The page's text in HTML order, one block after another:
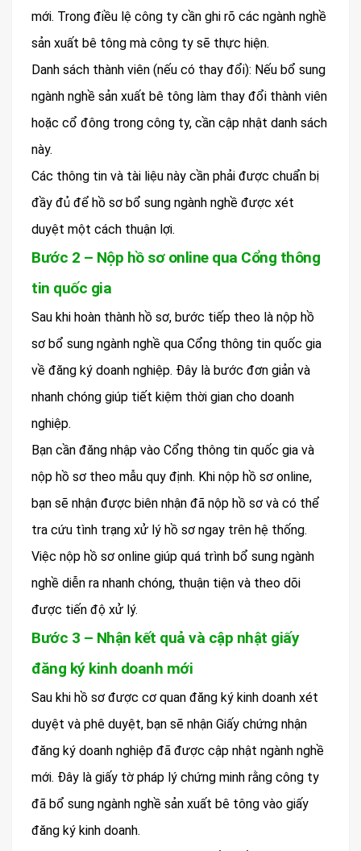
mới. Trong điều lệ công ty cần ghi rõ các ngành nghề
sản xuất bê tông mà công ty sẽ thực hiện.
Danh sách thành viên (nếu có thay đổi): Nếu bổ sung
ngành nghề sản xuất bê tông làm thay đổi thành viên
hoặc cổ đông trong công ty, cần cập nhật danh sách
này.
Các thông tin và tài liệu này cần phải được chuẩn bị
đầy đủ để hồ sơ bổ sung ngành nghề được xét
duyệt một cách thuận lợi.
Bước 2 – Nộp hồ sơ online qua Cổng thông
tin quốc gia
Sau khi hoàn thành hồ sơ, bước tiếp theo là nộp hồ
sơ bổ sung ngành nghề qua Cổng thông tin quốc gia
về đăng ký doanh nghiệp. Đây là bước đơn giản và
nhanh chóng giúp tiết kiệm thời gian cho doanh
nghiệp.
Bạn cần đăng nhập vào Cổng thông tin quốc gia và
nộp hồ sơ theo mẫu quy định. Khi nộp hồ sơ online,
bạn sẽ nhận được biên nhận đã nộp hồ sơ và có thể
tra cứu tình trạng xử lý hồ sơ ngay trên hệ thống.
Việc nộp hồ sơ online giúp quá trình bổ sung ngành
nghề diễn ra nhanh chóng, thuận tiện và theo dõi
được tiến độ xử lý.
Bước 3 – Nhận kết quả và cập nhật giấy
đăng ký kinh doanh mới
Sau khi hồ sơ được cơ quan đăng ký kinh doanh xét
duyệt và phê duyệt, bạn sẽ nhận Giấy chứng nhận
đăng ký doanh nghiệp đã được cập nhật ngành nghề
mới. Đây là giấy tờ pháp lý chứng minh rằng công ty
đã bổ sung ngành nghề sản xuất bê tông vào giấy
đăng ký kinh doanh.